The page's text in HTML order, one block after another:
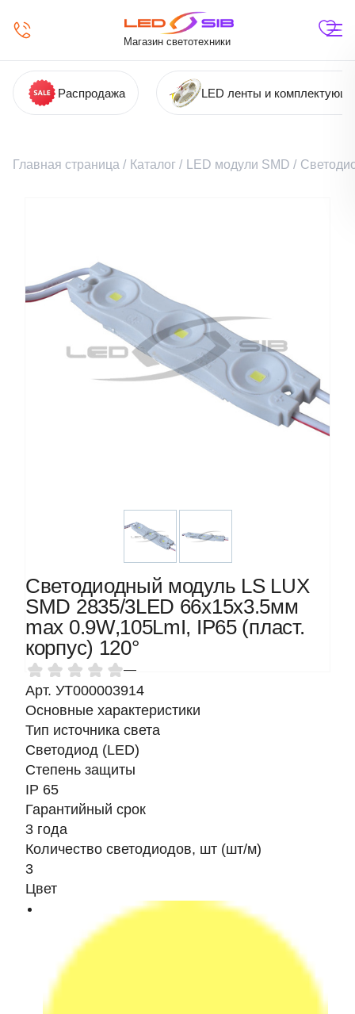
Магазин светотехники
Распродажа LED ленты и
Главная страница / Каталог / LED модули SMD /
Светодиодный модуль LS LUX
SMD 2835/3LED 66х15х3.5мм
max 0.9W,105LmI, IP65 (пласт.
корпус) 120°
—
Арт. УТ000003914
Основные характеристики
Тип источника света
Светодиод (LED)
Степень защиты
IP 65
Гарантийный срок
3 года
Количество светодиодов, шт (шт/м)
3
Цвет